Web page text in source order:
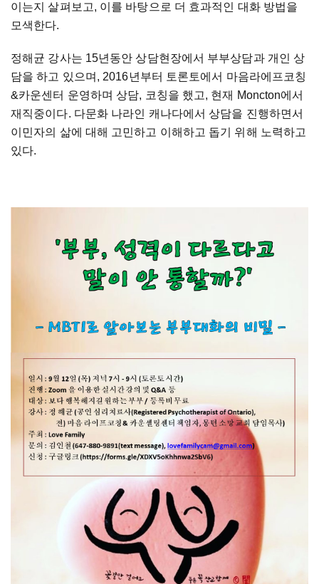
이는지 살펴보고, 이를 바탕으로 더 효과적인 대화 방법을
모색한다.
정해균 강사는 15년동안 상담현장에서 부부상담과 개인 상
담을 하고 있으며, 2016년부터 토론토에서 마음라에프코칭
&카운센터 운영하며 상담, 코칭을 했고, 현재 Moncton에서
재직중이다. 다문화 나라인 캐나다에서 상담을 진행하면서
이민자의 삶에 대해 고민하고 이해하고 돕기 위해 노력하고
있다.